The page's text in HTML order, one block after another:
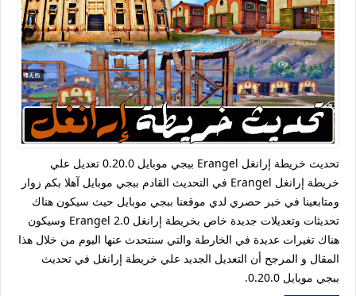
تحديث خريطة إرانغل Erangel ببجي موبايل 0.20.0 تعديل علي
خريطة إرانغل Erangel في التحديث القادم ببجي موبايل آهلا بكم زوار
ومتابعينا في خبر حصري لدي موقعنا ببجي موبايل حيث سيكون هناك
تحديثات وتعديلات جديدة خاص بخريطة إرانغل Erangel 2.0 وسيكون
هناك تغيرات عديدة في الخارطة والتي سنتحدث عنها اليوم من خلال هذا
المقال و المرجح أن التعديل الجديد علي خريطة إرانغل في تحديث
ببجي مويايل 0.20.0.